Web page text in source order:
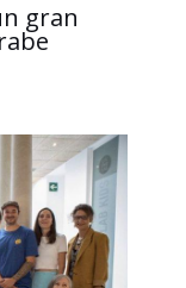
gran